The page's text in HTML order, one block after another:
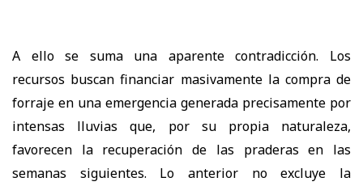
A ello se suma una aparente contradicción. Los
recursos buscan financiar masivamente la compra de
forraje en una emergencia generada precisamente por
intensas lluvias que, por su propia naturaleza,
favorecen la recuperación de las praderas en las
semanas siguientes. Lo anterior no excluye la